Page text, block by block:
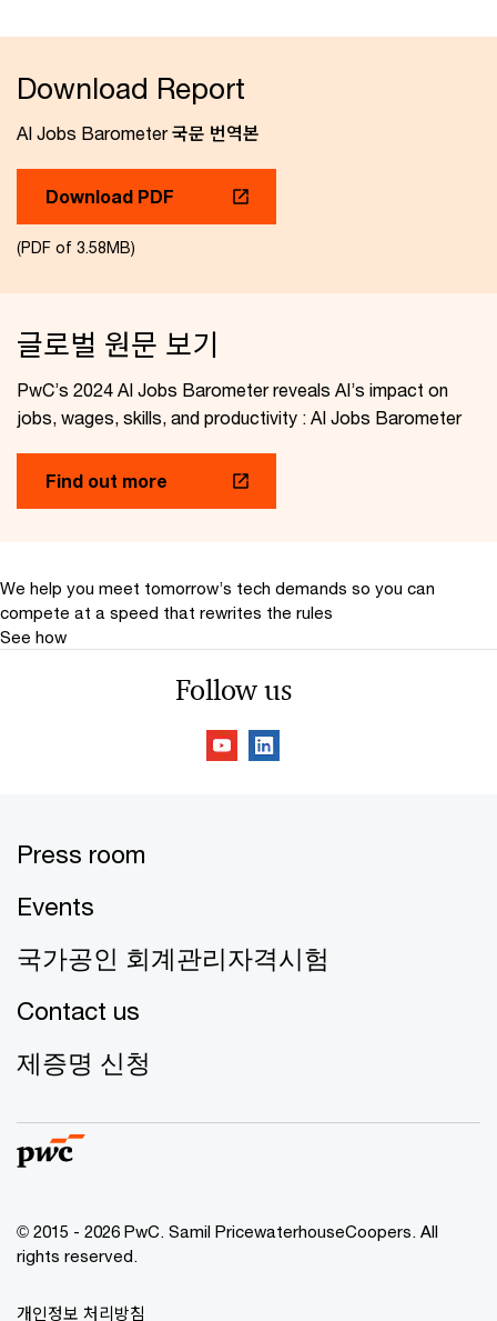
Download Report
AI Jobs Barometer 국문 번역본
Download PDF
(PDF of 3.58MB)
글로벌 원문 보기
PwC’s 2024 AI Jobs Barometer reveals AI’s impact on
jobs, wages, skills, and productivity : AI Jobs Barometer
Find out more
We help you meet tomorrow’s tech demands so you can
compete at a speed that rewrites the rules
See how
Follow us
Press room
Events
국가공인 회계관리자격시험
Contact us
제증명 신청
© 2015 - 2026 PwC. Samil PricewaterhouseCoopers. All
rights reserved.
개인정보 처리방침